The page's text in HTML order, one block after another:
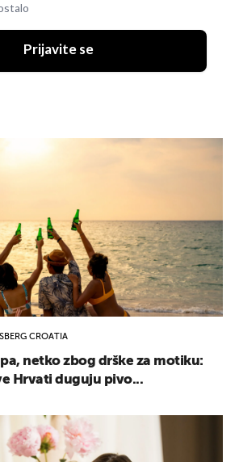
Prijavite se
CROATIA
netko zbog drške za motiku:
Hrvati duguju pivo...